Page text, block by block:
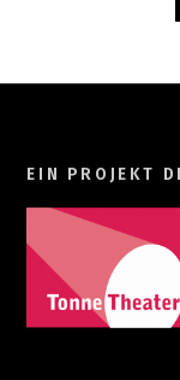
EIN PROJEKT